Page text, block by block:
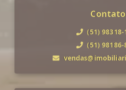
Contato
(51) 98318-
(51) 98186-